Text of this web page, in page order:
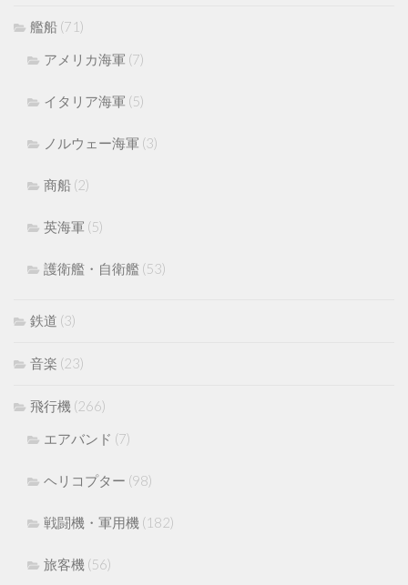
艦船 (71)
アメリカ海軍 (7)
イタリア海軍 (5)
ノルウェー海軍 (3)
商船 (2)
英海軍 (5)
護衛艦・自衛艦 (53)
鉄道 (3)
音楽 (23)
飛行機 (266)
エアバンド (7)
ヘリコプター (98)
戦闘機・軍用機 (182)
旅客機 (56)